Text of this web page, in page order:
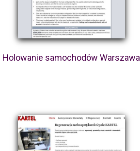
Holowanie samochodów Warszawa